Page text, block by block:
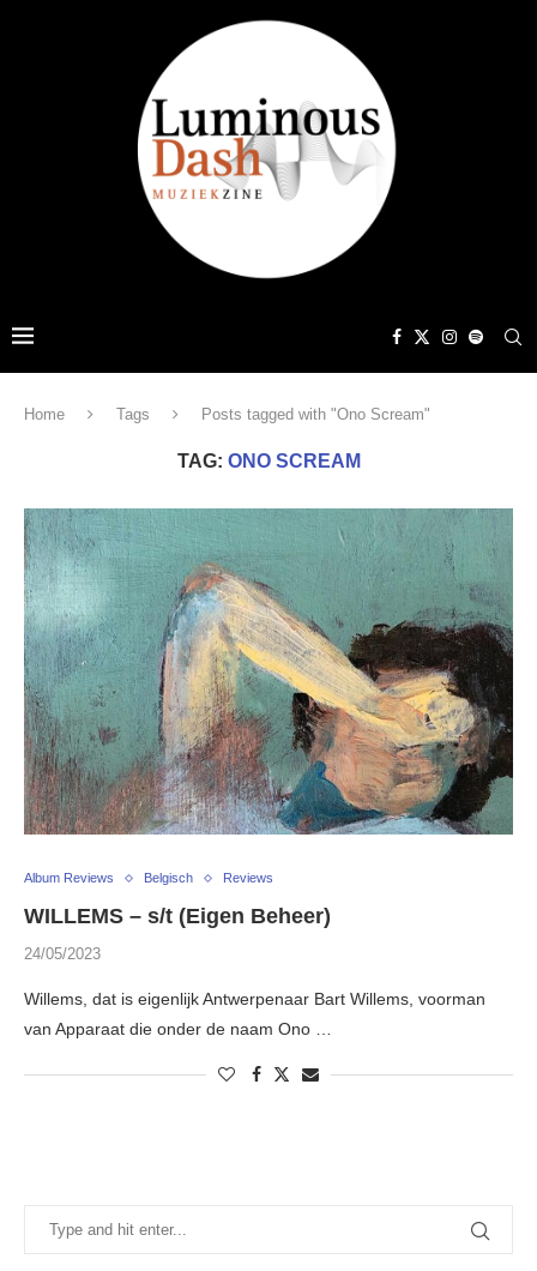
Home Tags Posts tagged with "Ono Scream"
TAG: ONO SCREAM
Album Reviews Belgisch Reviews
WILLEMS – s/t (Eigen Beheer)
24/05/2023
Willems, dat is eigenlijk Antwerpenaar Bart Willems, voorman
van Apparaat die onder de naam Ono …